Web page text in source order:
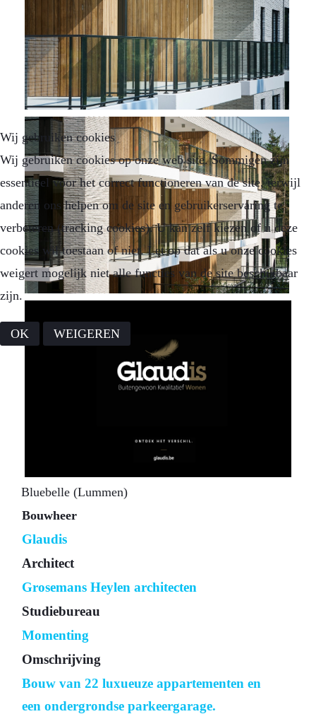
Bluebelle (Lummen)
Bouwheer
Glaudis
Architect
Grosemans Heylen architecten
Studiebureau
Momenting
Omschrijving
Bouw van 22 luxueuze appartementen en
een ondergrondse parkeergarage.
Wij gebruiken cookies
Wij gebruiken cookies op onze web site. Sommigen zijn
essentieel voor het correct functioneren van de site, terwijl
anderen ons helpen om de site en gebruikerservaring te
verbeteren (tracking cookies). U kan zelf kiezen of u deze
cookies wil toestaan of niet. Let op dat als u onze cookies
weigert mogelijk niet alle functies van de site beschikbaar
zijn.
OK WEIGEREN